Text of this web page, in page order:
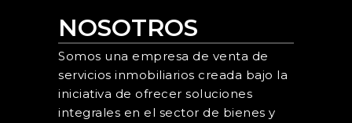
NOSOTROS
Somos una empresa de venta de
servicios inmobiliarios creada bajo la
iniciativa de ofrecer soluciones
integrales en el sector de bienes y